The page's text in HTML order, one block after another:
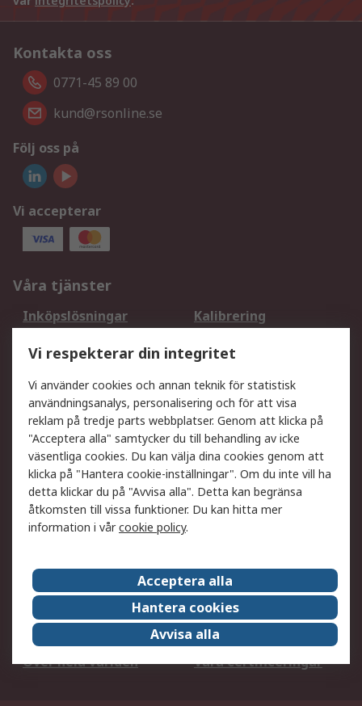
Kontakta oss
0771-45 89 00
kund@rsonline.se
Följ oss på
Vi accepterar
Våra tjänster
Inköpslösningar
Kalibrering
DesignSpark
Teknisk Support
Ditt lokala säljteam
Exportlösningar
Support
Få hjälp
Retur av varor
Leverans
Spåra din order
Begär en fakturakopi
Fördelar med RS-konto
Betalningsalternativ
Om RS
Försäljningsvillkor
Det juridiska
Press Centre
Jobba hos RS
ESG
Över hela världen
Våra certificeringar
Vi respekterar din integritet
Vi använder cookies och annan teknik för statistisk
användningsanalys, personalisering och för att visa
reklam på tredje parts webbplatser. Genom att klicka på
"Acceptera alla" samtycker du till behandling av icke
väsentliga cookies. Du kan välja dina cookies genom att
klicka på "Hantera cookie-inställningar". Om du inte vill ha
detta klickar du på "Avvisa alla". Detta kan begränsa
åtkomsten till vissa funktioner. Du kan hitta mer
information i vårcookie policy.
Acceptera alla
Hantera cookies
Avvisa alla